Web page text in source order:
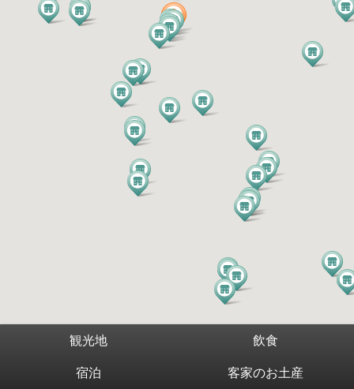
観光地 飲食
宿泊 客家のお土産